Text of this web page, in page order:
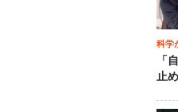
科学
「
止